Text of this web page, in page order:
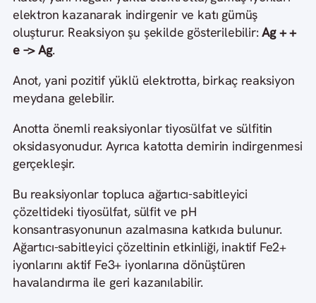
elektron kazanarak indirgenir ve katı gümüş
oluşturur. Reaksiyon şu şekilde gösterilebilir:Ag + +
e –> Ag.
Anot, yani pozitif yüklü elektrotta, birkaç reaksiyon
meydana gelebilir.
Anotta önemli reaksiyonlar tiyosülfat ve sülfitin
oksidasyonudur. Ayrıca katotta demirin indirgenmesi
gerçekleşir.
Bu reaksiyonlar topluca ağartıcı-sabitleyici
çözeltideki tiyosülfat, sülfit ve pH
konsantrasyonunun azalmasına katkıda bulunur.
Ağartıcı-sabitleyici çözeltinin etkinliği, inaktif Fe2+
iyonlarını aktif Fe3+ iyonlarına dönüştüren
havalandırma ile geri kazanılabilir.